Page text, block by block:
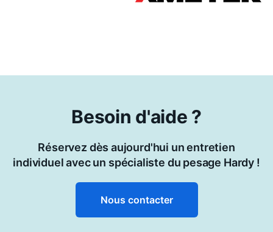
Besoin d'aide ?
Réservez dès aujourd'hui un entretien
individuel avec un spécialiste du pesage Hardy !
Nous contacter